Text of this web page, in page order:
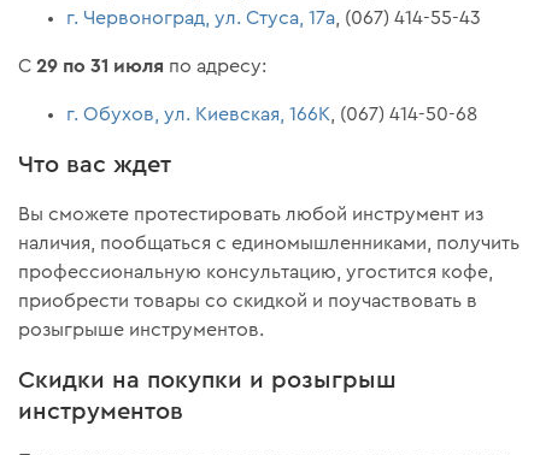
г. Червоноград, ул. Стуса, 17а , (067) 414-55-43
С29 по 31 июля по адресу:
г. Обухов, ул. Киевская, 166К , (067) 414-50-68
Что вас ждет
Вы сможете протестировать любой инструмент из
наличия, пообщаться с единомышленниками, получить
профессиональную консультацию, угостится кофе,
приобрести товары со скидкой и поучаствовать в
розыгрыше инструментов.
Скидки на покупки и розыгрыш
инструментов